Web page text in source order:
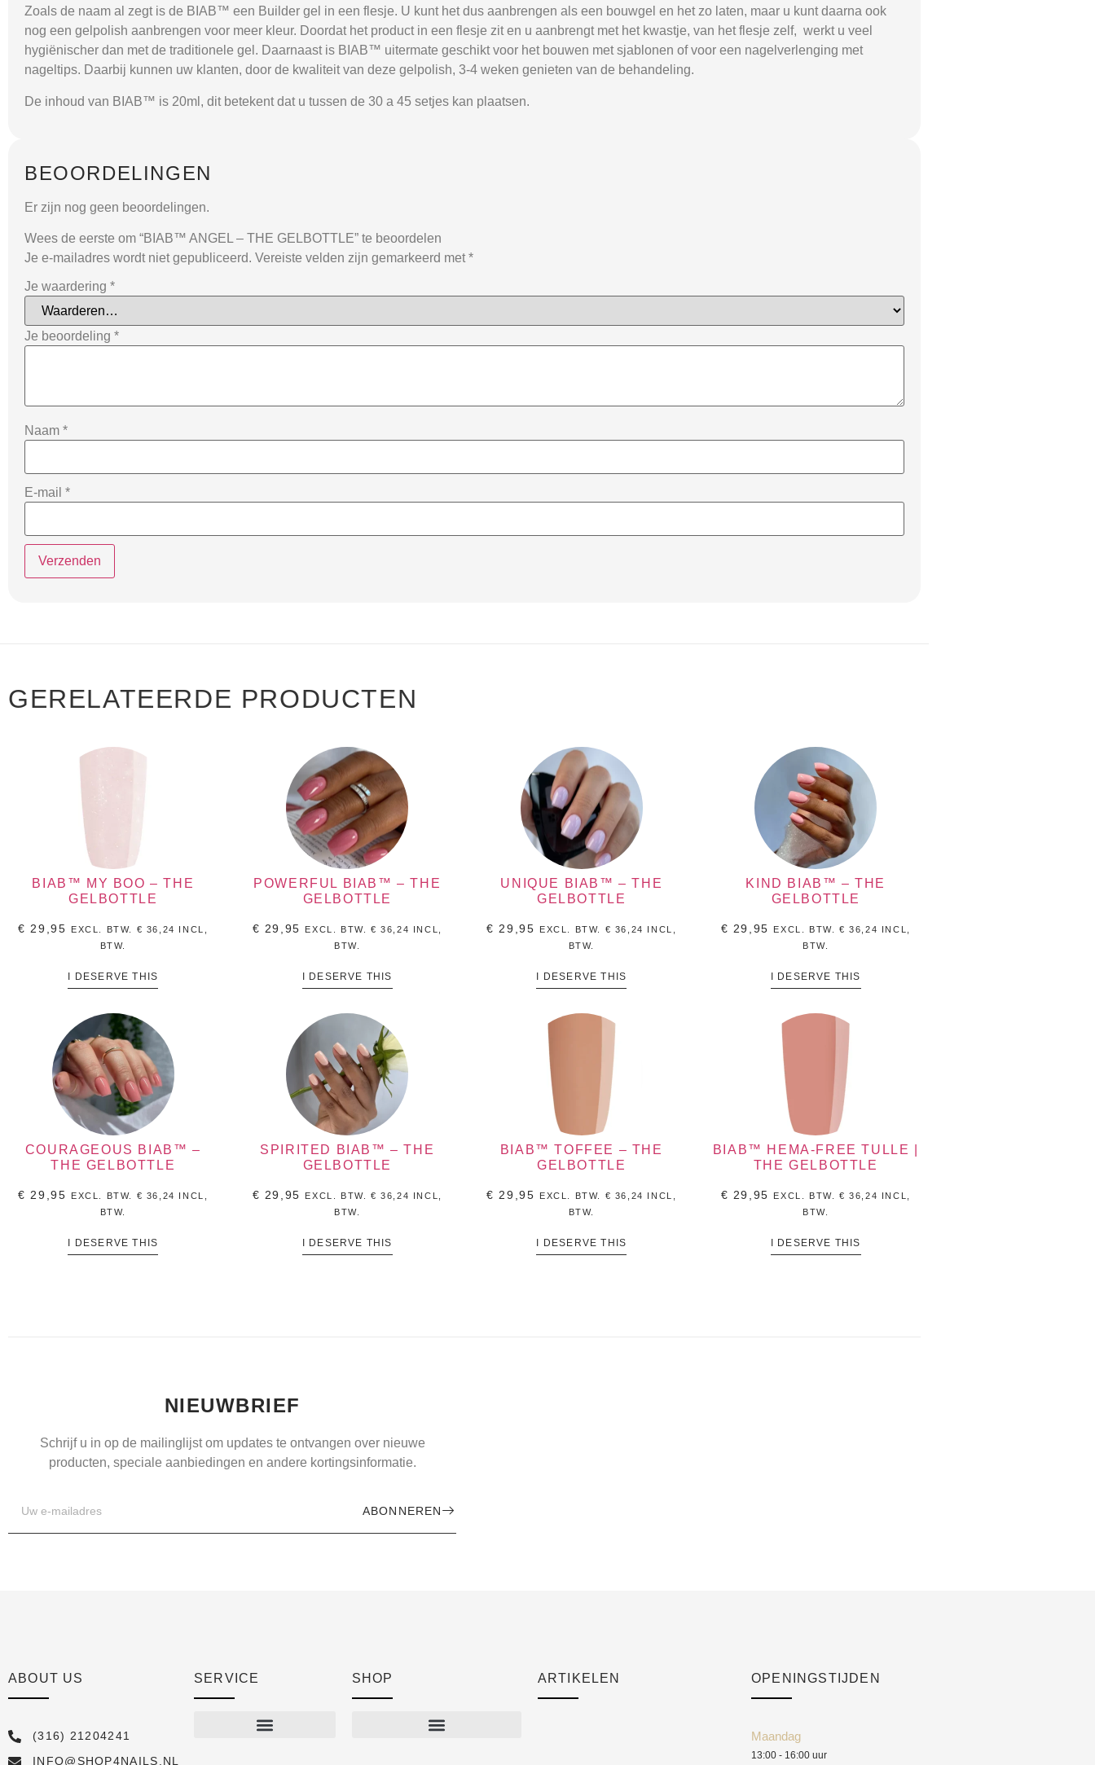
Zoals de naam al zegt is de BIAB™ een Builder gel in een flesje. U kunt het dus aanbrengen als een bouwgel en het zo laten, maar u kunt daarna ook
nog een gelpolish aanbrengen voor meer kleur. Doordat het product in een flesje zit en u aanbrengt met het kwastje, van het flesje zelf, werkt u veel
hygiënischer dan met de traditionele gel. Daarnaast is BIAB™ uitermate geschikt voor het bouwen met sjablonen of voor een nagelverlenging met
nageltips. Daarbij kunnen uw klanten, door de kwaliteit van deze gelpolish, 3-4 weken genieten van de behandeling.
De inhoud van BIAB™ is 20ml, dit betekent dat u tussen de 30 a 45 setjes kan plaatsen.
BEOORDELINGEN
Er zijn nog geen beoordelingen.
Wees de eerste om “BIAB™ ANGEL – THE GELBOTTLE” te beoordelen
Je e-mailadres wordt niet gepubliceerd. Vereiste velden zijn gemarkeerd met*
Je waardering *
Je beoordeling *
Naam *
E-mail *
GERELATEERDE PRODUCTEN
BIAB™ MY BOO – THE
GELBOTTLE
€ 29,95 EXCL. BTW. € 36,24
INCL,
BTW.
I DESERVE THIS
POWERFUL BIAB™ – THE
GELBOTTLE
€ 29,95 EXCL. BTW.€ 36,24
INCL,
BTW.
I DESERVE THIS
UNIQUE BIAB™ – THE
GELBOTTLE
€ 29,95 EXCL. BTW. € 36,24
INCL,
BTW.
I DESERVE THIS
KIND BIAB™ – THE
GELBOTTLE
€ 29,95 EXCL. BTW.€ 36,24
INCL,
BTW.
I DESERVE THIS
COURAGEOUS BIAB™ –
THE GELBOTTLE
€ 29,95 EXCL. BTW. € 36,24
INCL,
BTW.
I DESERVE THIS
SPIRITED BIAB™ – THE
GELBOTTLE
€ 29,95 EXCL. BTW.€ 36,24
INCL,
BTW.
I DESERVE THIS
BIAB™ TOFFEE – THE
GELBOTTLE
€ 29,95 EXCL. BTW. € 36,24
INCL,
BTW.
I DESERVE THIS
BIAB™ HEMA-FREE TULLE |
THE GELBOTTLE
€ 29,95 EXCL. BTW.€ 36,24
INCL,
BTW.
I DESERVE THIS
NIEUWBRIEF
Schrijf u in op de mailinglijst om updates te ontvangen over nieuwe
producten, speciale aanbiedingen en andere kortingsinformatie.
ABONNEREN
ABOUT US
(316) 21204241
INFO@SHOP4NAILS.NL
SERVICE SHOP ARTIKELEN OPENINGSTIJDEN
Maandag
13:00 - 16:00 uur